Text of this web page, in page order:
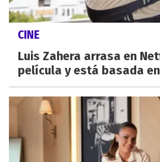
CINE
Luis Zahera arrasa en
película y está basada